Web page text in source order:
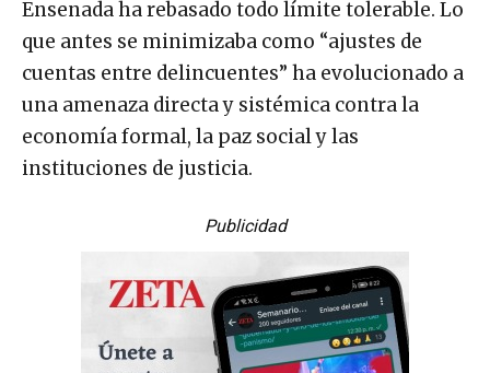
Ensenada ha rebasado todo límite tolerable. Lo
que antes se minimizaba como “ajustes de
cuentas entre delincuentes” ha evolucionado a
una amenaza directa y sistémica contra la
economía formal, la paz social y las
instituciones de justicia.
Publicidad